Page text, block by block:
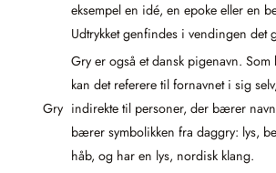
eksempel en idé, en epoke eller en
Udtrykket genfindes i vendingen det
Gry
Gry er også et dansk pigenavn. Som
kan det referere til fornavnet i sig
indirekte til personer, der bærer
bærer symbolikken fra daggry: lys,
håb, og har en lys, nordisk klang.